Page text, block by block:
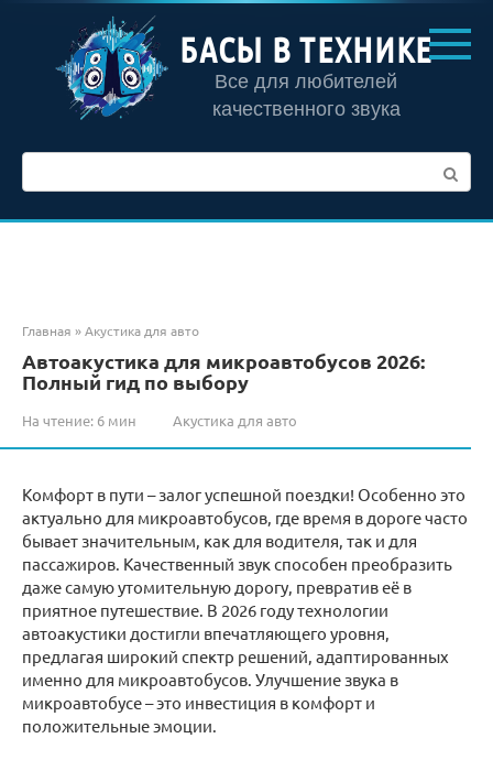
контенту
БАСЫ В ТЕХНИКЕ
Все для любителей
качественного звука
Главная »Акустика для авто
Автоакустика для микроавтобусов 2026:
Полный гид по выбору
На чтение: 6 мин Акустика для авто
Комфорт в пути – залог успешной поездки! Особенно это
актуально для микроавтобусов, где время в дороге часто
бывает значительным, как для водителя, так и для
пассажиров. Качественный звук способен преобразить
даже самую утомительную дорогу, превратив её в
приятное путешествие. В 2026 году технологии
автоакустики достигли впечатляющего уровня,
предлагая широкий спектр решений, адаптированных
именно для микроавтобусов. Улучшение звука в
микроавтобусе – это инвестиция в комфорт и
положительные эмоции.